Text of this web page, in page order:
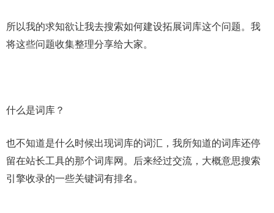
所以我的求知欲让我去搜索如何建设拓展词库这个问题。我
将这些问题收集整理分享给大家。
什么是词库？
也不知道是什么时候出现词库的词汇，我所知道的词库还停
留在站长工具的那个词库网。后来经过交流，大概意思搜索
引擎收录的一些关键词有排名。